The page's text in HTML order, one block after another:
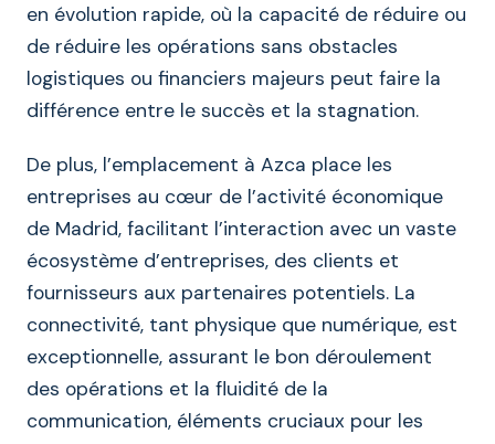
en évolution rapide, où la capacité de réduire ou
de réduire les opérations sans obstacles
logistiques ou financiers majeurs peut faire la
différence entre le succès et la stagnation.
De plus, l’emplacement à Azca place les
entreprises au cœur de l’activité économique
de Madrid, facilitant l’interaction avec un vaste
écosystème d’entreprises, des clients et
fournisseurs aux partenaires potentiels. La
connectivité, tant physique que numérique, est
exceptionnelle, assurant le bon déroulement
des opérations et la fluidité de la
communication, éléments cruciaux pour les